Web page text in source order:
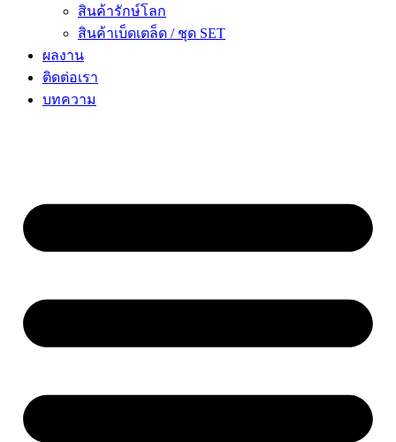
สินค้ารักษ์โลก
สินค้าเบ็ดเตล็ด / ชุด SET
ผลงาน
ติดต่อเรา
บทความ